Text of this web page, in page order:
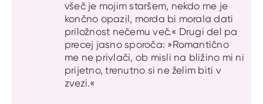
všeč je mojim staršem, nekdo me je
končno opazil, morda bi morala dati
priložnost nečemu več.« Drugi del pa
precej jasno sporoča: »Romantično
me ne privlači, ob misli na bližino mi ni
prijetno, trenutno si ne želim biti v
zvezi.«